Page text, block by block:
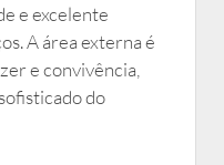
e excelente
A área externa é
e convivência,
do